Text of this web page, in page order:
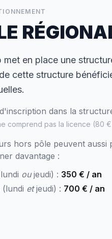
met en place une
cette structure
dans la
comprend pas la licence (80
hors pôle peuvent
davantage :
oujeudi) : 350 € / an
(lundi etjeudi) : 700 € / an